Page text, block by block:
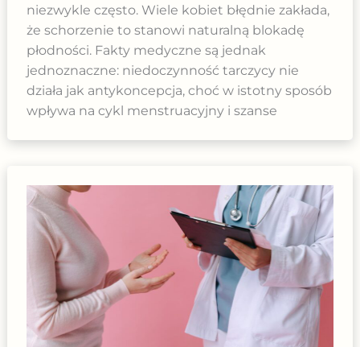
niezwykle często. Wiele kobiet błędnie zakłada,
że schorzenie to stanowi naturalną blokadę
płodności. Fakty medyczne są jednak
jednoznaczne: niedoczynność tarczycy nie
działa jak antykoncepcja, choć w istotny sposób
wpływa na cykl menstruacyjny i szanse